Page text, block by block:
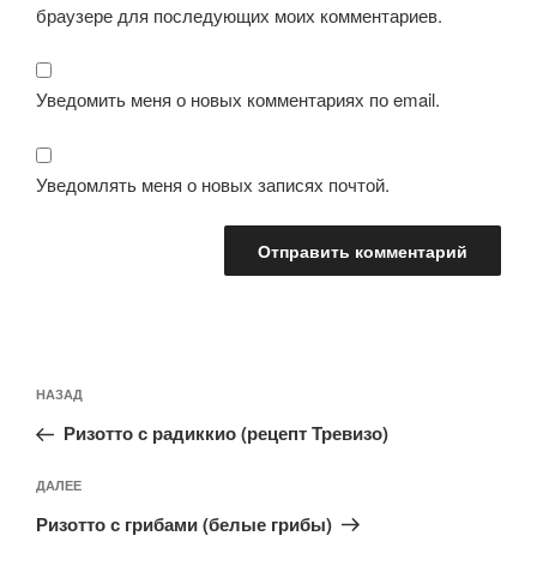
браузере для последующих моих комментариев.
Уведомить меня о новых комментариях по email.
Уведомлять меня о новых записях почтой.
по
записям
Предыдущая
запись:
НАЗАД
Ризотто с радиккио (рецепт Тревизо)
Следующая
запись
ДАЛЕЕ
Ризотто с грибами (белые грибы)